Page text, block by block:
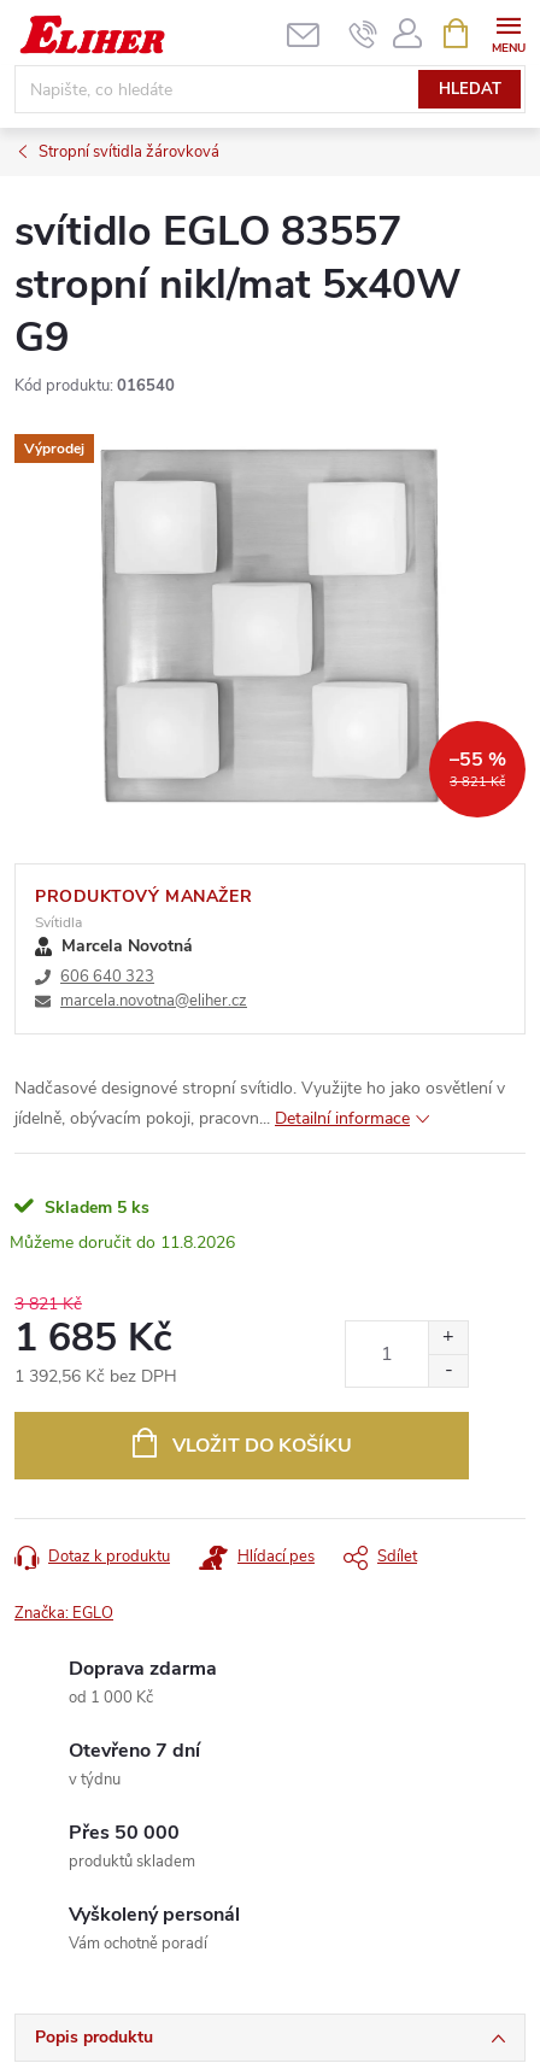
Přejít
obsah
HLEDAT
NÁKUPNÍ
KOŠÍK
Stropní svítidla žárovková
svítidlo EGLO 83557
stropní nikl/mat 5x40W
G9
Kód produktu: 016540
Výprodej
3 821 Kč
–55 %
PRODUKTOVÝ MANAŽER
Svítidla
Marcela Novotná
606 640 323
marcela.novotna@eliher.cz
Nadčasové designové stropní svítidlo. Využijte ho jako osvětlení v
jídelně, obývacím pokoji, pracovn... Detailní informace
Skladem 5 ks
11.8.2026
3 821 Kč
1 685 Kč
1 392,56 Kč bez DPH
VLOŽIT DO KOŠÍKU
Dotaz k produktu Hlídací pes Sdílet
Značka: EGLO
Doprava zdarma
od 1 000 Kč
Otevřeno 7 dní
v týdnu
Přes 50 000
produktů skladem
Vyškolený personál
Vám ochotně poradí
Popis produktu